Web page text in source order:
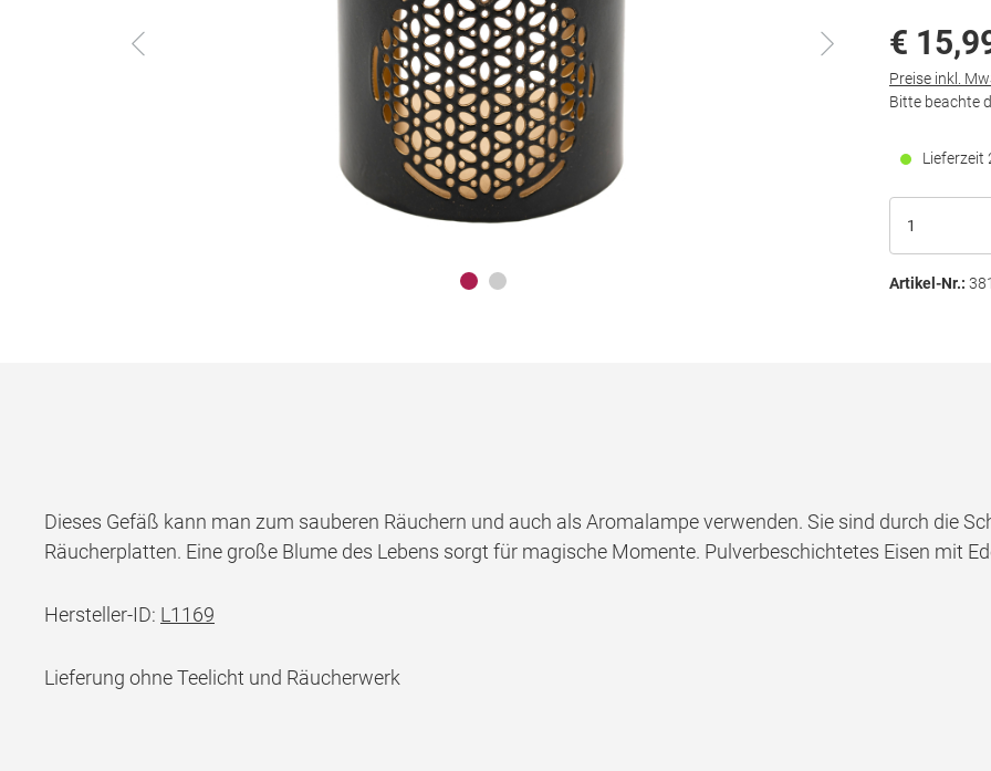
€
Preise inkl.
Bitte beachte
Lieferzeit
Artikel-Nr.:
Dieses Gefäß kann man zum sauberen Räuchern und auch als Aromalampe verwenden. Sie sind durch die
Räucherplatten. Eine große Blume des Lebens sorgt für magische Momente. Pulverbeschichtetes Eisen mit
Hersteller-ID: L1169
Lieferung ohne Teelicht und Räucherwerk